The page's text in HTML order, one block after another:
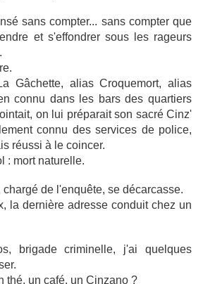
sans compter... sans compter que
et s'effondrer sous les rageurs
Gâchette, alias Croquemort, alias
connu dans les bars des quartiers
on lui préparait son sacré Cinz'
connu des services de police,
réussi à le coincer.
: mort naturelle.
chargé de l'enquête, se décarcasse.
la dernière adresse conduit chez un
brigade criminelle, j'ai quelques
thé, un café, un Cinzano ?